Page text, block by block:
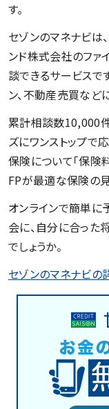
す。
セゾンのマネナビは
ンド株式会社のファ
談できるサービスで
ン、不動産売買など
累計相談数10,000
ズにワンストップで
保険について「保険
FPが最適な保険の見
オンラインで簡単に
会に、自分に合っ
でしょうか。
セゾンのマネナビの